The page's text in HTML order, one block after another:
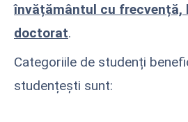
învățământul cu frecvență,
doctorat.
Categoriile de studenți
studențești sunt: